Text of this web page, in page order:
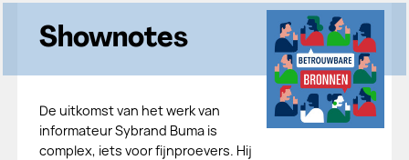
Shownotes
De uitkomst van het werk van
informateur Sybrand Buma is
complex, iets voor fijnproevers. Hij